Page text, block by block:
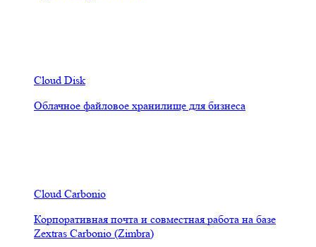
Cloud Disk
Облачное файловое хранилище для бизнеса
Cloud Carbonio
Корпоративная почта и совместная работа на базе
Zextras Carbonio (Zimbra)